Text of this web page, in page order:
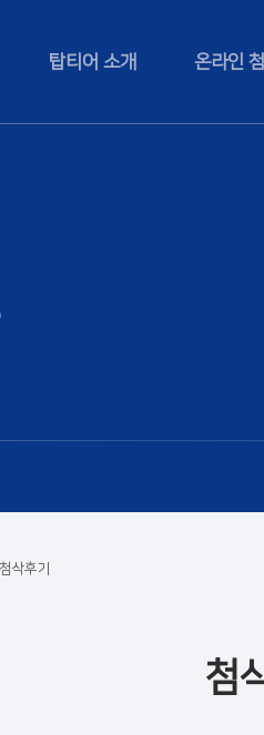
탑티어 소개 온라인
첨삭후기
첨